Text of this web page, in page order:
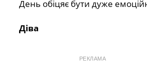
День обіцяє бути дуже
Діва
РЕКЛАМА